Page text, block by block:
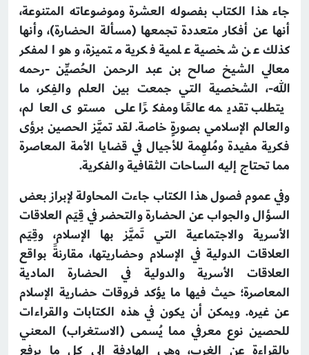
جاء هذا الكتاب بفصوله العشرة وموضوعاته المتنوعة،
أنها عن أفكار متعددة تجمعها (مسألة الحضارة)، وأنها
كذلك عن شخصية علمية فكرية متميزة، وهو المفكر
معالي الشيخ صالح بن عبد الرحمن الحُصيِّن -رحمه
الله-، الشخصية التي جمعت بين العلم والفِكر، ما
يتطلب تقديمه عالمًا ومفكرًا على مستوى العالم،
والعالم الإسلامي بصورةٍ خاصة. لقد تميَّز الحصين برؤى
فكرية مفيدة ومُلهِمة للأجيال في قضايا الأمة المعاصرة
مما تحتاج إليه الساحات الثقافية والفكرية.
وفي عموم فصول هذا الكتاب جاءت المحاولة لإبراز بعض
السؤال والجواب عن الحضارة والتحضر في قِيَم العلاقات
الأسرية والاجتماعية التي تَميَّز بها الإسلام، وقِيَم
العلاقات الدولية في الإسلام وحضاريتها، مقارنةً بواقع
العلاقات الأسرية والدولية في الحضارة المادية
المعاصرة؛ حيث فيها ما يؤكد فروقات حضارية الإسلام
عن غيره. ويمكن أن يكون في هذه الكتابات والقراءات
للحصين نوع معرفي مما يُسمى (الاستغراب) المعني